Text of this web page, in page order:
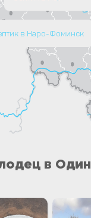
в Наро-Фоминск
в